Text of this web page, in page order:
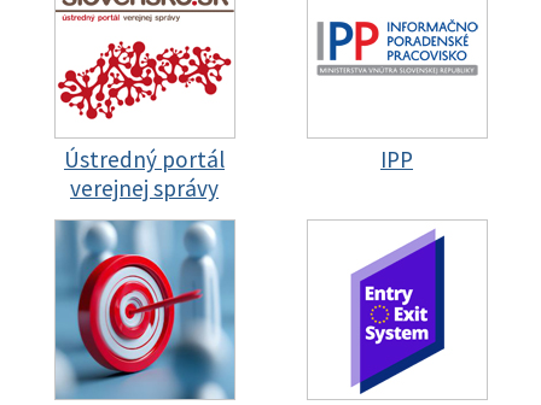
Ústredný portál
verejnej správy
IPP